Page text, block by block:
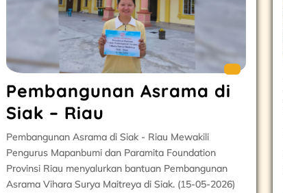
Pembangunan Asrama di
Siak – Riau
Pembangunan Asrama di Siak - Riau Mewakili
Pengurus Mapanbumi dan Paramita Foundation
Provinsi Riau menyalurkan bantuan Pembangunan
Asrama Vihara Surya Maitreya di Siak. (15-05-2026)